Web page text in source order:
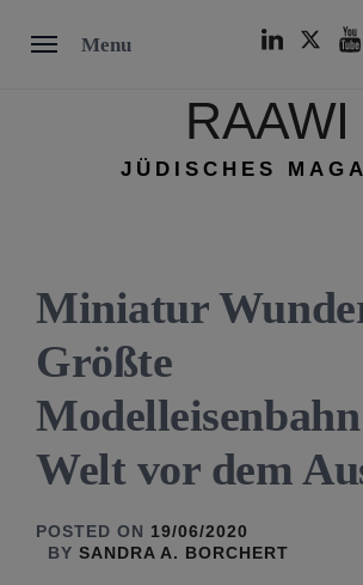
Menu
RAAWI
JÜDISCHES
Miniatur
Größte
Welt vor dem
POSTED ON 19/06/2020
BY SANDRA A. BORCHERT